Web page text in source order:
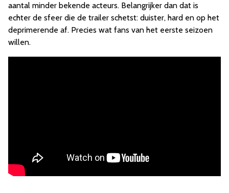
aantal minder bekende acteurs. Belangrijker dan dat is
echter de sfeer die de trailer schetst: duister, hard en op het
deprimerende af. Precies wat fans van het eerste seizoen
willen.